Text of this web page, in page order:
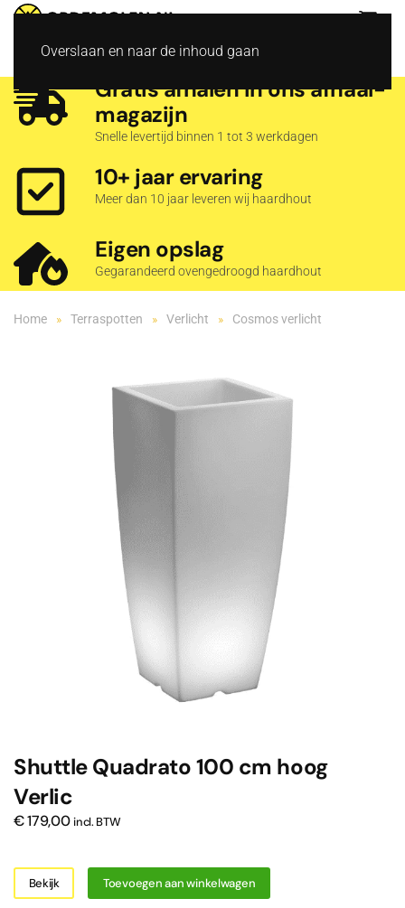
Overslaan en naar de inhoud gaan
Gratis afhalen in ons afhaal­
magazijn
Snelle levertijd binnen 1 tot 3 werkdagen
10+ jaar ervaring
Meer dan 10 jaar leveren wij haardhout
Eigen opslag
Gegarandeerd ovengedroogd haardhout
Home Terraspotten Verlicht Cosmos verlicht
Shuttle Quadrato 100 cm hoog
Verlic
€179,00 incl. BTW
Bekijk Toevoegen aan winkelwagen